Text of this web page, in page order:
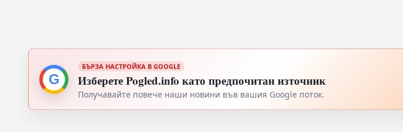
G
БЪРЗА НАСТРОЙКА В GOOGLE
Изберете Pogled.info като предпочитан източник
Получавайте повече наши новини във вашия Google поток.